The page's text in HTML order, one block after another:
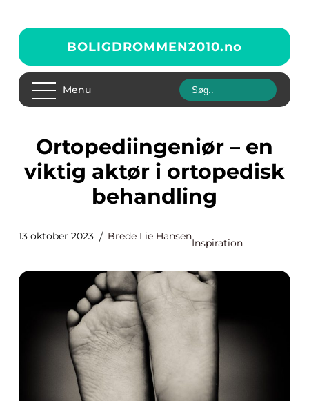
BOLIGDROMMEN2010.no
Menu
Ortopediingeniør – en
viktig aktør i ortopedisk
behandling
13 oktober 2023 Brede Lie Hansen
Inspiration